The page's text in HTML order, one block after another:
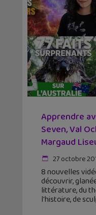
Apprendre
Seven, Val
Margaud
27 octobre
8 nouvelles
découvrir,
littérature, du
l'histoire, de